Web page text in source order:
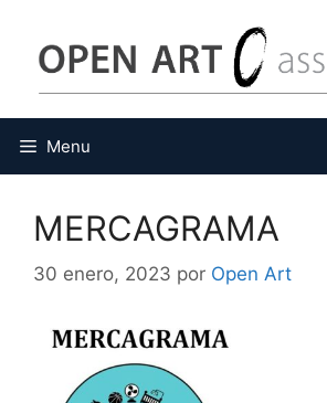
contenido
Menu
MERCAGRAMA
30 enero, 2023 por Open Art